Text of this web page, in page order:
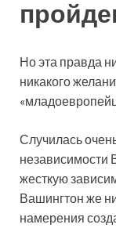
Но эта правда
никакого
Случилась
независимости
жесткую
Вашингтон же
намерения